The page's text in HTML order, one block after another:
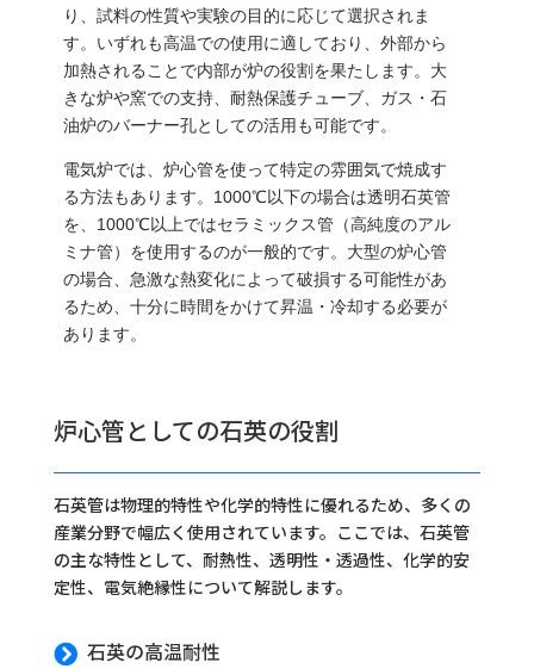
り、試料の性質や実験の目的に応じて選択されま
す。いずれも高温での使用に適しており、外部から
加熱されることで内部が炉の役割を果たします。大
きな炉や窯での支持、耐熱保護チューブ、ガス・石
油炉のバーナー孔としての活用も可能です。
電気炉では、炉心管を使って特定の雰囲気で焼成す
る方法もあります。1000℃以下の場合は透明石英管
を、1000℃以上ではセラミックス管（高純度のアル
ミナ管）を使用するのが一般的です。大型の炉心管
の場合、急激な熱変化によって破損する可能性があ
るため、十分に時間をかけて昇温・冷却する必要が
あります。
炉心管としての石英の役割
石英管は物理的特性や化学的特性に優れるため、多くの
産業分野で幅広く使用されています。ここでは、石英管
の主な特性として、耐熱性、透明性・透過性、化学的安
定性、電気絶縁性について解説します。
 石英の高温耐性